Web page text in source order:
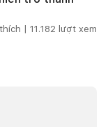
| 11.182 lượt xem